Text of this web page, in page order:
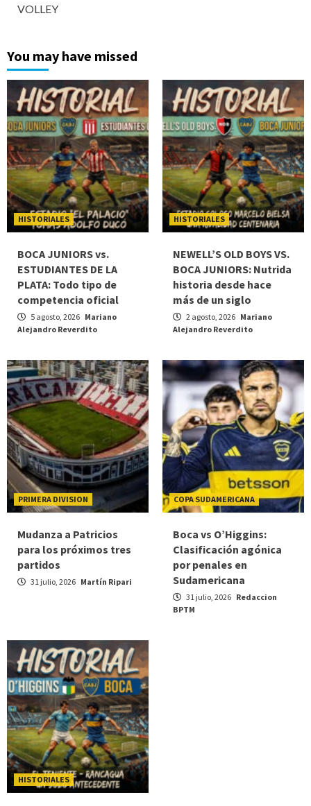
VOLLEY
You may have missed
HISTORIALES
BOCA JUNIORS vs.
ESTUDIANTES DE LA
PLATA: Todo tipo de
competencia oficial
5 agosto, 2026 Mariano
Alejandro Reverdito
HISTORIALES
NEWELL’S OLD BOYS VS.
BOCA JUNIORS: Nutrida
historia desde hace
más de un siglo
2 agosto, 2026 Mariano
Alejandro Reverdito
PRIMERA DIVISION
Mudanza a Patricios
para los próximos tres
partidos
31 julio, 2026 Martín Ripari
COPA SUDAMERICANA
Boca vs O’Higgins:
Clasificación agónica
por penales en
Sudamericana
31 julio, 2026 Redaccion
BPTM
HISTORIALES